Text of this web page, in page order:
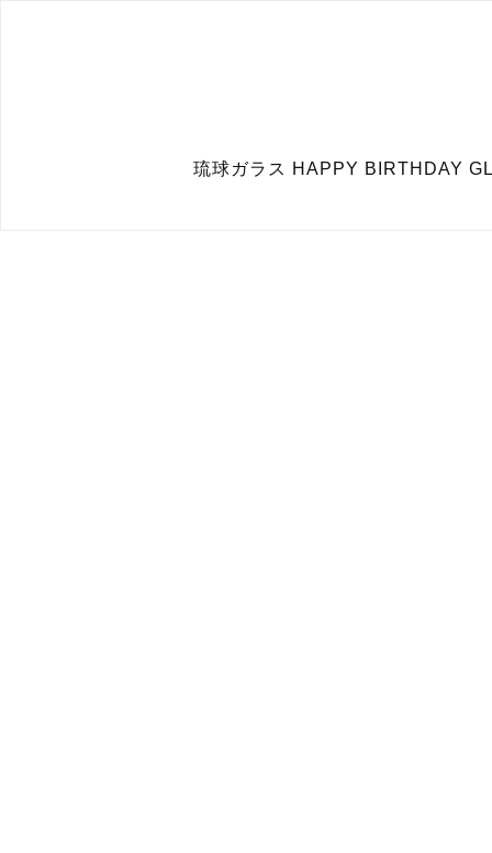
琉球ガラス HAPPY BIRTHDAY